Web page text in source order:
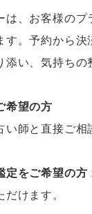
は、お客様の
す。予約から
添い、気持ちの
希望の方
い師と直接ご相
定をご希望の方
けます。